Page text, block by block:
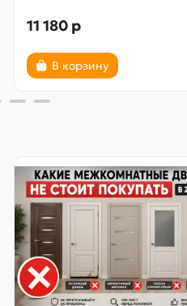
11 180 р
В корзину